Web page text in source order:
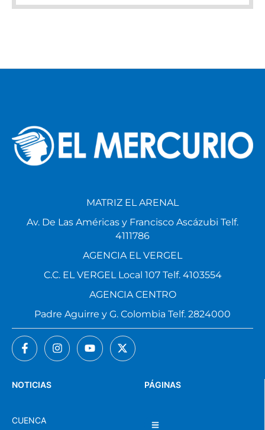
PÁGINAS
NOTICIAS
CUENCA
MATRIZ EL ARENAL
Av. De Las Américas y Francisco Ascázubi Telf.
4111786
AGENCIA EL VERGEL
C.C. EL VERGEL Local 107 Telf. 4103554
AGENCIA CENTRO
Padre Aguirre y G. Colombia Telf. 2824000